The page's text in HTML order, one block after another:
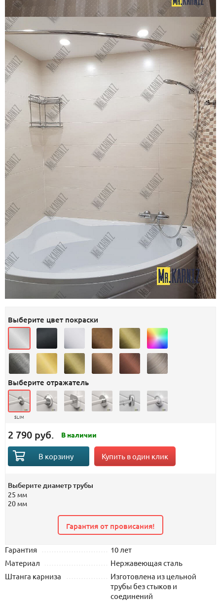
Выберите диаметр трубы
25 мм
20 мм
Гарантия от провисания!
Выберите цвет покраски
Выберите отражатель
SLIM
2 790 руб. В наличии
В корзину Купить в один клик
Гарантия
10 лет
Материал
Нержавеющая сталь
Штанга карниза
Изготовлена из цельной
трубы без стыков и
соединений